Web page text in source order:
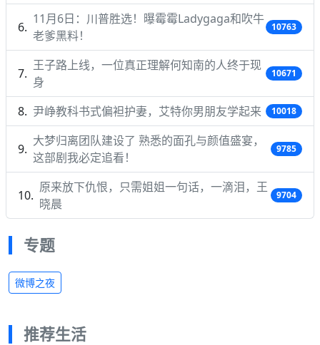
11月6日：川普胜选！曝霉霉Ladygaga和吹牛
老爹黑料！
10763
王子路上线，一位真正理解何知南的人终于现
身
10671
尹峥教科书式偏袒护妻，艾特你男朋友学起来 10018
大梦归离团队建设了 熟悉的面孔与颜值盛宴，
这部剧我必定追看！
9785
原来放下仇恨，只需姐姐一句话，一滴泪，王
晓晨
9704
专题
微博之夜
推荐生活